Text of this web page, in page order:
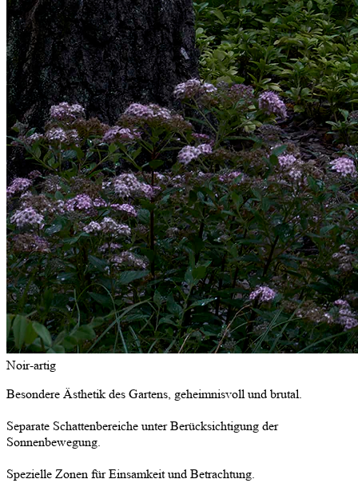
Noir-artig
Besondere Ästhetik des Gartens, geheimnisvoll und brutal.
Separate Schattenbereiche unter Berücksichtigung der
Sonnenbewegung.
Spezielle Zonen für Einsamkeit und Betrachtung.